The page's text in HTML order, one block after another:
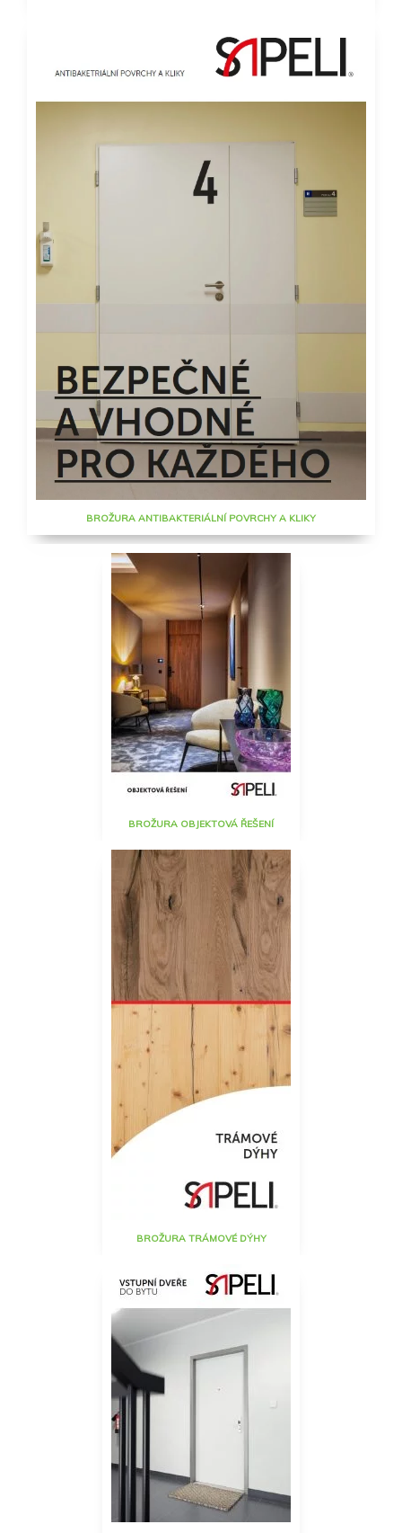
BROŽURA ANTIBAKTERIÁLNÍ POVRCHY A KLIKY
BROŽURA OBJEKTOVÁ ŘEŠENÍ
BROŽURA TRÁMOVÉ DÝHY